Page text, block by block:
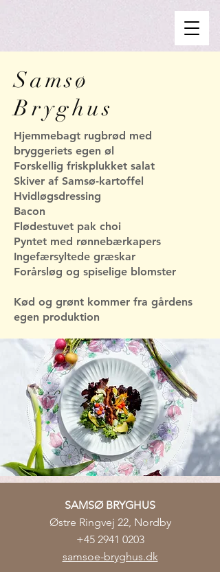
​Samsø
Bryghus
Hjemmebagt rugbrød med
bryggeriets egen øl
Forskellig friskplukket salat
Skiver af Samsø-kartoffel
Hvidløgsdressing
Bacon
Flødestuvet pak choi
Pyntet med rønnebærkapers
Ingefærsyltede græskar
Forårsløg og spiselige blomster
Kød og grønt kommer fra gårdens
egen produktion
SAMSØ BRYGHUS
Østre Ringvej 22, Nordby
+45 2941 0203
samsoe-bryghus.dk